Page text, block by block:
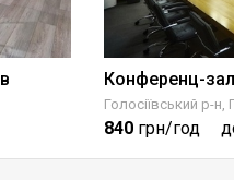
Голосіївський р-н,
840 грн/год